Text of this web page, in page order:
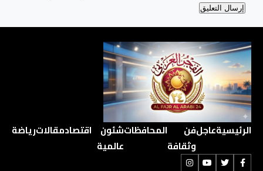
الرئيسيةعاجلفن
وثقافة
المحافظاتشئون
عالمية
اقتصادمقالاترياضة